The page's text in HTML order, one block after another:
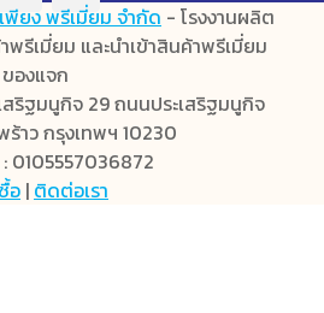
พียง พรีเมี่ยม จำกัด - โรงงานผลิต
รีเมี่ยม และนำเข้าสินค้าพรีเมี่ยม
องแจก
สริฐมนูกิจ 29 ถนนประเสริฐมนูกิจ
าว กรุงเทพฯ 10230
0105557036872
อ | ติดต่อเรา